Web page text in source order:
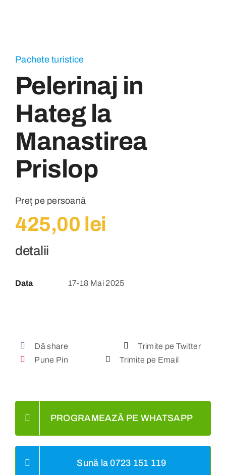
Pachete turistice
Pelerinaj in
Hateg la
Manastirea
Prislop
Preț pe persoană
425,00 lei
detalii
Data 17-18 Mai 2025
Dă share
Trimite pe Twitter
Pune Pin
Trimite pe Email
PROGRAMEAZĂ PE WHATSAPP
Sună la 0723 151 119